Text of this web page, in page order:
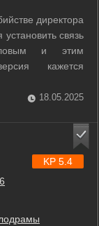
директора
связь
и этим
кажется
убитым в
в Северную
18.05.2025
KP 5.4